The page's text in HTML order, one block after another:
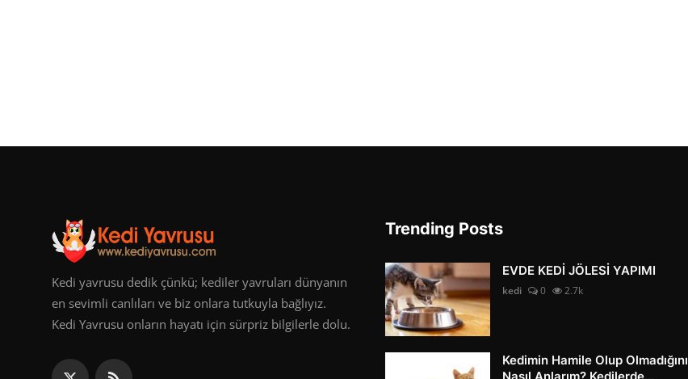
Kedi yavrusu dedik çünkü; kediler yavruları dünyanın
en sevimli canlıları ve biz onlara tutkuyla bağlıyız.
Kedi Yavrusu onların hayatı için sürpriz bilgilerle dolu.
Trending Posts
EVDE KEDİ JÖLESİ YAPIMI
kedi 0 2.7k
Kedimin Hamile Olup Olmadığını